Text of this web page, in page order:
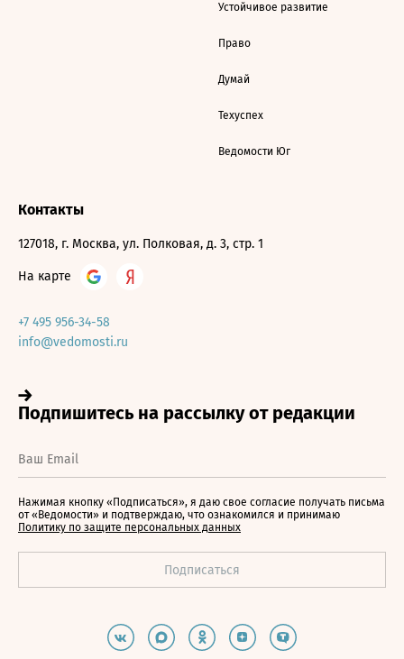
Устойчивое развитие
Право
Думай
Техуспех
Ведомости Юг
Контакты
127018, г. Москва, ул. Полковая, д. 3, стр. 1
На карте
+7 495 956-34-58
info@vedomosti.ru
Нажимая кнопку «Подписаться», я даю свое согласие получать письма
от «Ведомости» и подтверждаю, что ознакомился и принимаю
Политику по защите персональных данных